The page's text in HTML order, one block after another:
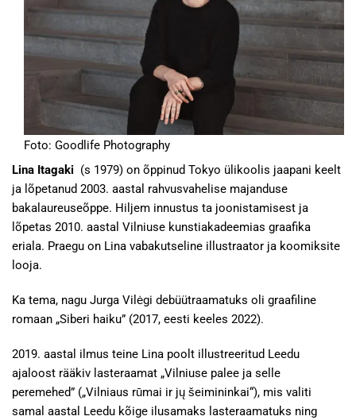
Foto: Goodlife Photography
Lina Itagaki (s 1979) on õppinud Tokyo ülikoolis jaapani keelt
ja lõpetanud 2003. aastal rahvusvahelise majanduse
bakalaureuseõppe. Hiljem innustus ta joonistamisest ja
lõpetas 2010. aastal Vilniuse kunstiakadeemias graafika
eriala. Praegu on Lina vabakutseline illustraator ja koomiksite
looja.
Ka tema, nagu Jurga Vilėgi debüütraamatuks oli graafiline
romaan „Siberi haiku” (2017, eesti keeles 2022).
2019. aastal ilmus teine Lina poolt illustreeritud Leedu
ajaloost rääkiv lasteraamat „Vilniuse palee ja selle
peremehed” („Vilniaus rūmai ir jų šeimininkai“), mis valiti
samal aastal Leedu kõige ilusamaks lasteraamatuks ning